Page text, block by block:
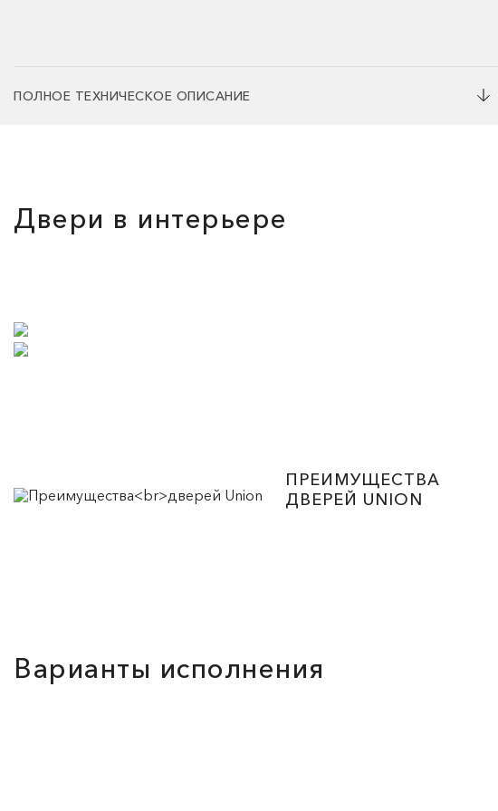
ПОЛНОЕ ТЕХНИЧЕСКОЕ ОПИСАНИЕ
Двери в интерьере
ПРЕИМУЩЕСТВА
ДВЕРЕЙ UNION
Варианты исполнения